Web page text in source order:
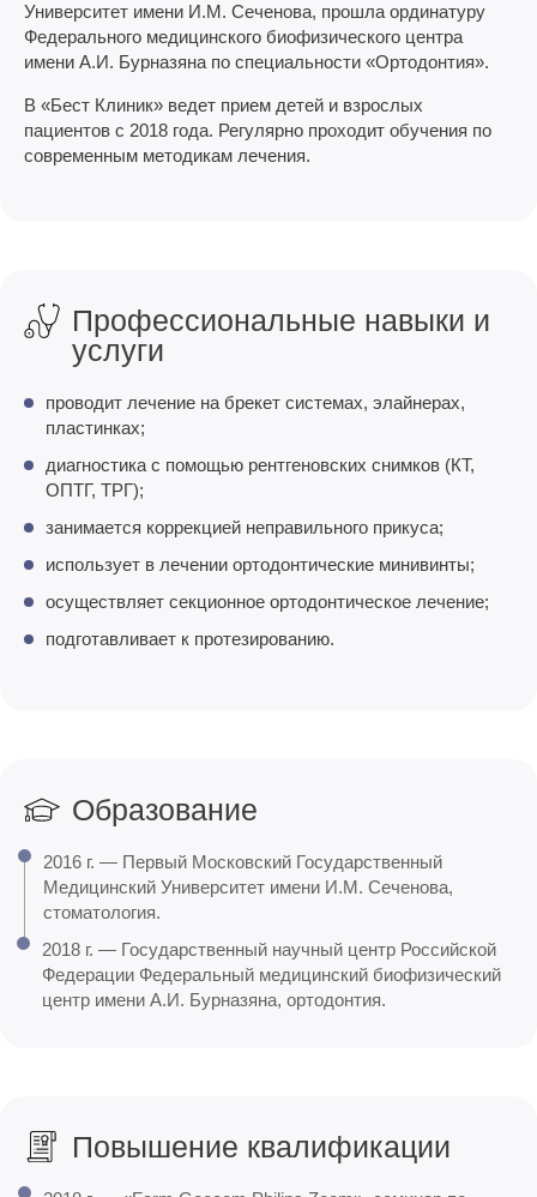
Университет имени И.М. Сеченова, прошла ординатуру
Федерального медицинского биофизического центра
имени А.И. Бурназяна по специальности «Ортодонтия».
В «Бест Клиник» ведет прием детей и взрослых
пациентов с 2018 года. Регулярно проходит обучения по
современным методикам лечения.
Профессиональные навыки и
услуги
проводит лечение на брекет системах, элайнерах,
пластинках;
диагностика с помощью рентгеновских снимков (КТ,
ОПТГ, ТРГ);
занимается коррекцией неправильного прикуса;
использует в лечении ортодонтические минивинты;
осуществляет секционное ортодонтическое лечение;
подготавливает к протезированию.
Образование
2016 г. — Первый Московский Государственный
Медицинский Университет имени И.М. Сеченова,
стоматология.
2018 г. — Государственный научный центр Российской
Федерации Федеральный медицинский биофизический
центр имени А.И. Бурназяна, ортодонтия.
Повышение квалификации